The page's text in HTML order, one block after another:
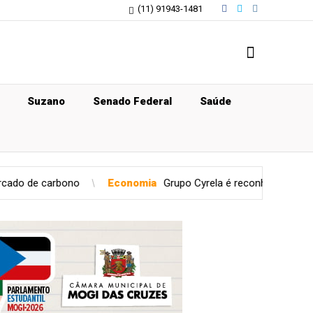
(11) 91943-1481
Suzano Senado Federal Saúde
Economia Grupo Cyrela é reconhecido como Empresa Pró-